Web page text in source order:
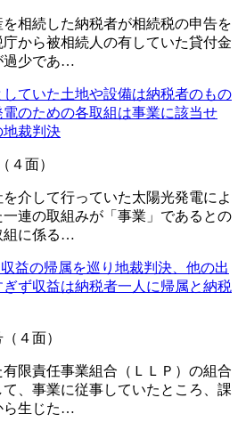
相続した納税者が相続税の申告を
庁から被相続人の有していた貸付金
過少であ…
ていた土地や設備は納税者のもの
のための各取組は事業に該当せ
地裁判決
４面）
介して行っていた太陽光発電によ
連の取組みが「事業」であるとの
組に係る…
益の帰属を巡り地裁判決、他の出
ず収益は納税者一人に帰属と納税
４面）
限責任事業組合（ＬＬＰ）の組合
て、事業に従事していたところ、課
ら生じた…